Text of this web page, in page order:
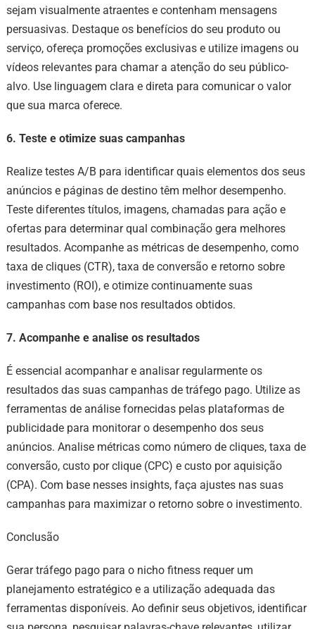
sejam visualmente atraentes e contenham mensagens
persuasivas. Destaque os benefícios do seu produto ou
serviço, ofereça promoções exclusivas e utilize imagens ou
vídeos relevantes para chamar a atenção do seu público-
alvo. Use linguagem clara e direta para comunicar o valor
que sua marca oferece.
6. Teste e otimize suas campanhas
Realize testes A/B para identificar quais elementos dos seus
anúncios e páginas de destino têm melhor desempenho.
Teste diferentes títulos, imagens, chamadas para ação e
ofertas para determinar qual combinação gera melhores
resultados. Acompanhe as métricas de desempenho, como
taxa de cliques (CTR), taxa de conversão e retorno sobre
investimento (ROI), e otimize continuamente suas
campanhas com base nos resultados obtidos.
7. Acompanhe e analise os resultados
É essencial acompanhar e analisar regularmente os
resultados das suas campanhas de tráfego pago. Utilize as
ferramentas de análise fornecidas pelas plataformas de
publicidade para monitorar o desempenho dos seus
anúncios. Analise métricas como número de cliques, taxa de
conversão, custo por clique (CPC) e custo por aquisição
(CPA). Com base nesses insights, faça ajustes nas suas
campanhas para maximizar o retorno sobre o investimento.
Conclusão
Gerar tráfego pago para o nicho fitness requer um
planejamento estratégico e a utilização adequada das
ferramentas disponíveis. Ao definir seus objetivos, identificar